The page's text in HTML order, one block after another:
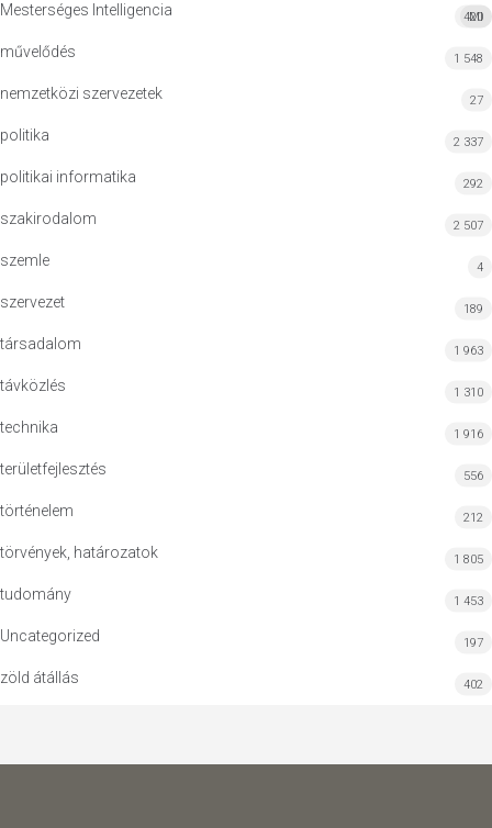
Mesterséges Intelligencia MI
420
művelődés 1 548
nemzetközi szervezetek 27
politika 2 337
politikai informatika 292
szakirodalom 2 507
szemle 4
szervezet 189
társadalom 1 963
távközlés 1 310
technika 1 916
területfejlesztés 556
történelem 212
törvények, határozatok 1 805
tudomány 1 453
Uncategorized 197
zöld átállás 402